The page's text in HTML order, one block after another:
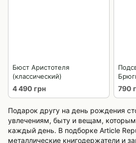
Бюст Аристотеля
(классический)
4 490 грн 790
Подарок другу на день рождения
увлечениям, быту и вещам,
каждый день. В подборке Article
металлические книгодержатели и